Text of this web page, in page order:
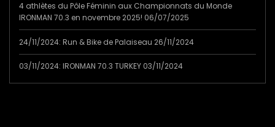
4 athlètes du Pôle Féminin aux Championnats du Monde
IRONMAN 70.3 en novembre 2025! 06/07/2025
24/11/2024: Run & Bike de Palaiseau 26/11/2024
03/11/2024: IRONMAN 70.3 TURKEY 03/11/2024